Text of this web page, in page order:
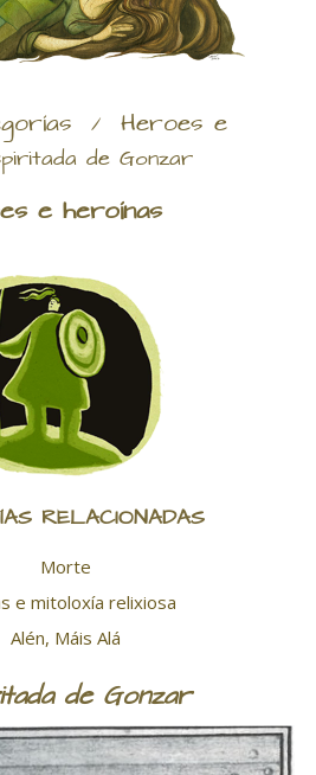
/ Heroes e
de Gonzar
e heroínas
RELACIONADAS
Morte
e mitoloxía relixiosa
Alén, Máis Alá
de Gonzar